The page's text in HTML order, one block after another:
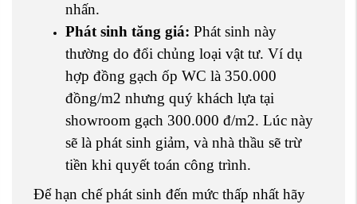
nhấn.
Phát sinh tăng giá: Phát sinh này
thường do đổi chủng loại vật tư. Ví dụ
hợp đồng gạch ốp WC là 350.000
đồng/m2 nhưng quý khách lựa tại
showroom gạch 300.000 đ/m2. Lúc này
sẽ là phát sinh giảm, và nhà thầu sẽ trừ
tiền khi quyết toán công trình.
Để hạn chế phát sinh đến mức thấp nhất hãy